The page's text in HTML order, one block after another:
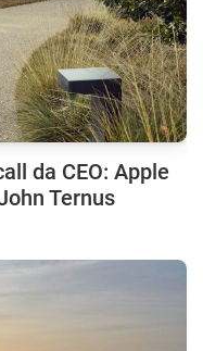
da CEO: Apple
Ternus